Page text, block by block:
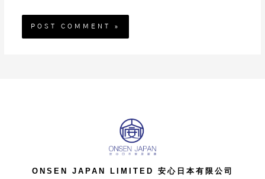
ONSEN JAPAN LIMITED 安心日本有限公司